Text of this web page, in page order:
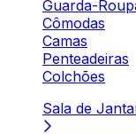
Guarda-
Cômodas
Camas
Penteadeiras
Colchões
Sala de